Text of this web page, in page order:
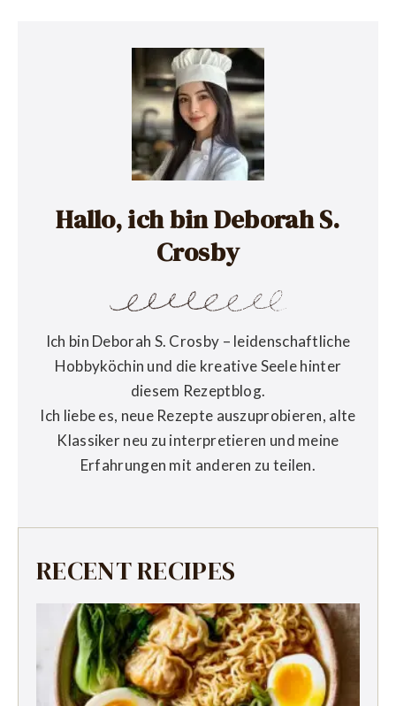
Hallo, ich bin Deborah S.
Crosby
Ich bin Deborah S. Crosby – leidenschaftliche
Hobbyköchin und die kreative Seele hinter
diesem Rezeptblog.
Ich liebe es, neue Rezepte auszuprobieren, alte
Klassiker neu zu interpretieren und meine
Erfahrungen mit anderen zu teilen.
RECENT RECIPES